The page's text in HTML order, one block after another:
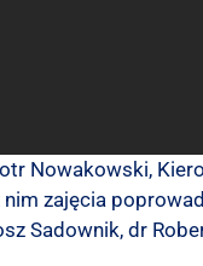
Nowakowski,
zajęcia
Sadownik, dr